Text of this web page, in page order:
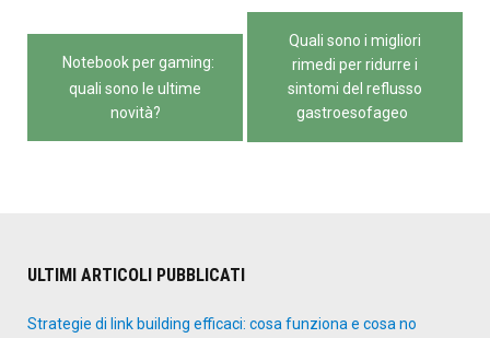
Navigazione
articoli
Notebook per gaming:
quali sono le ultime
novità?
Quali sono i migliori
rimedi per ridurre i
sintomi del reflusso
gastroesofageo
ULTIMI ARTICOLI PUBBLICATI
Strategie di link building efficaci: cosa funziona e cosa no